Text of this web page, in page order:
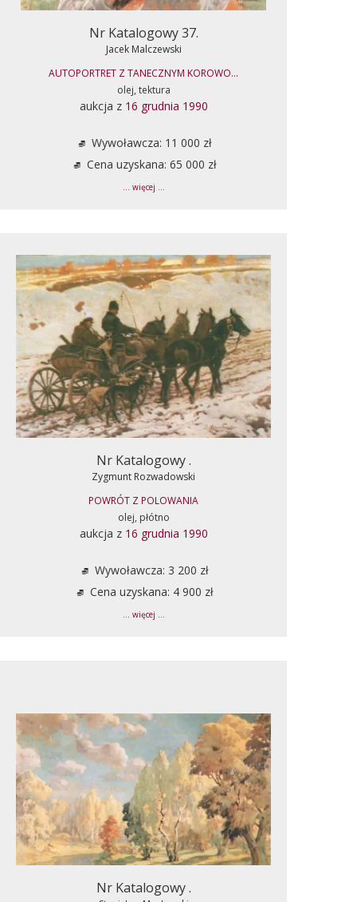
Nr Katalogowy 37.
Jacek Malczewski
AUTOPORTRET Z TANECZNYM KOROWO...
olej, tektura
aukcja z 16 grudnia 1990
Wywoławcza: 11 000 zł
Cena uzyskana: 65 000 zł
... więcej ...
Nr Katalogowy .
Zygmunt Rozwadowski
POWRÓT Z POLOWANIA
olej, płótno
aukcja z 16 grudnia 1990
Wywoławcza: 3 200 zł
Cena uzyskana: 4 900 zł
... więcej ...
Nr Katalogowy .